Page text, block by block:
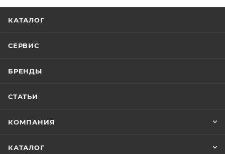
КАТАЛОГ
СЕРВИС
БРЕНДЫ
СТАТЬИ
КОМПАНИЯ
КАТАЛОГ